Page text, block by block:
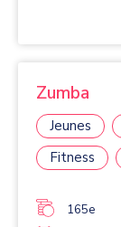
Zumba
Jeunes
Fitness
165e